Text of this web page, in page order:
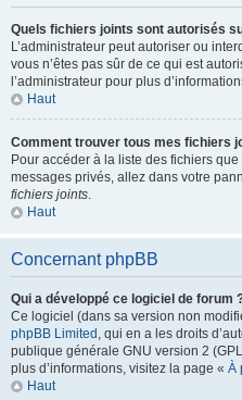
Quels fichiers joints sont autorisés
L’administrateur peut autoriser ou
vous n’êtes pas sûr de ce qui est
l’administrateur pour plus
Haut
Comment trouver tous mes fichiers
Pour accéder à la liste des fichiers
messages privés, allez dans votre
fichiers joints.
Haut
Concernant phpBB
Qui a développé ce logiciel de forum
Ce logiciel (dans sa version non
phpBB Limited , qui en a les droits
publique générale GNU version 2
plus d’informations, visitez la page « À
Haut